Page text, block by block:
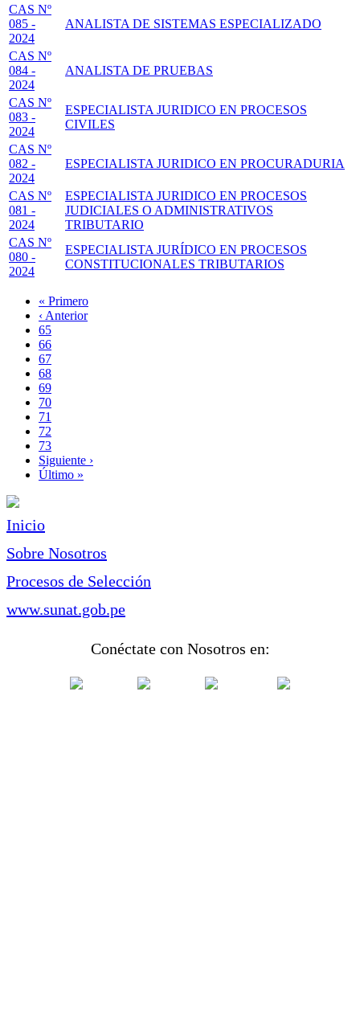
CAS Nº
085 -
2024
ANALISTA DE SISTEMAS ESPECIALIZADO
CAS Nº
084 -
2024
ANALISTA DE PRUEBAS
CAS Nº
083 -
2024
ESPECIALISTA JURIDICO EN PROCESOS
CIVILES
CAS Nº
082 -
2024
ESPECIALISTA JURIDICO EN PROCURADURIA
CAS Nº
081 -
2024
ESPECIALISTA JURIDICO EN PROCESOS
JUDICIALES O ADMINISTRATIVOS
TRIBUTARIO
CAS Nº
080 -
2024
ESPECIALISTA JURÍDICO EN PROCESOS
CONSTITUCIONALES TRIBUTARIOS
Paginación
Primera
página
« Primero
Página
anterior
‹ Anterior
Page
65
Page
66
Page
67
Page
68
Página
actual
69
Page
70
Page
71
Page
72
Page
73
Siguiente
página
Siguiente ›
Última
Último »
Inicio
Sobre Nosotros
Procesos de Selección
www.sunat.gob.pe
Conéctate con Nosotros en: